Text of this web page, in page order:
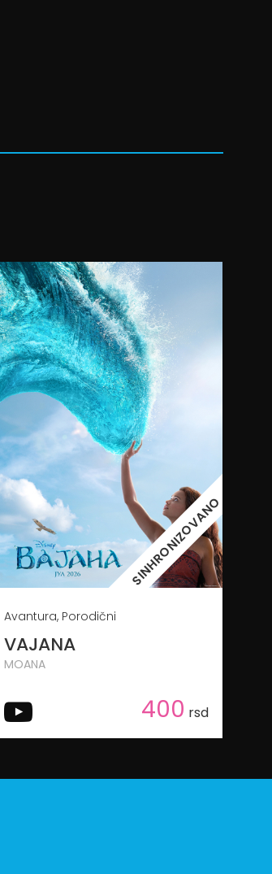
11:00
08.08.2026.
09.08.2026.
SINHRONIZOVANO
Avantura, Porodični
VAJANA
MOANA
400 rsd